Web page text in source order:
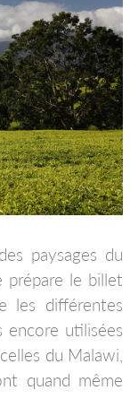
paysages du
prépare le billet
les différentes
encore utilisées
du Malawi,
quand même